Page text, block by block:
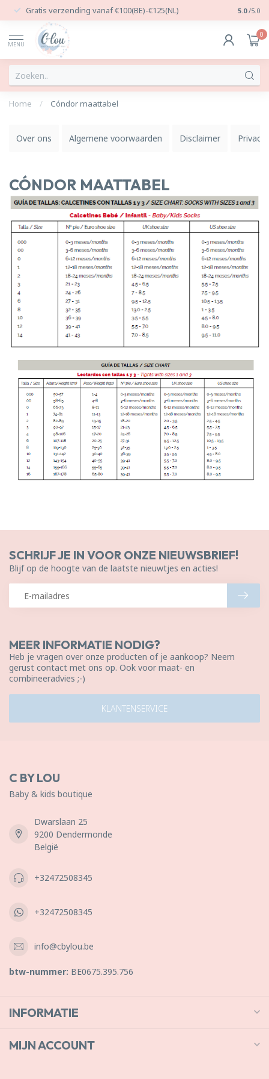
Gratis verzending vanaf €100(BE)-€125(NL) 24/7
5.0 /5.0
MENU
0
Home / Cóndor maattabel
Over ons Algemene voorwaarden Disclaimer Privacy
CÓNDOR MAATTABEL
MEER INFORMATIE NODIG?
Heb je vragen over onze producten of je aankoop? Neem
gerust contact met ons op. Ook voor maat- en
combineeradvies ;-)
KLANTENSERVICE
SCHRIJF JE IN VOOR ONZE NIEUWSBRIEF!
Blijf op de hoogte van de laatste nieuwtjes en acties!
C BY LOU
Baby & kids boutique
Dwarslaan 25
9200 Dendermonde
België
+32472508345
+32472508345
info@cbylou.be
btw-nummer: BE0675.395.756
INFORMATIE
MIJN ACCOUNT